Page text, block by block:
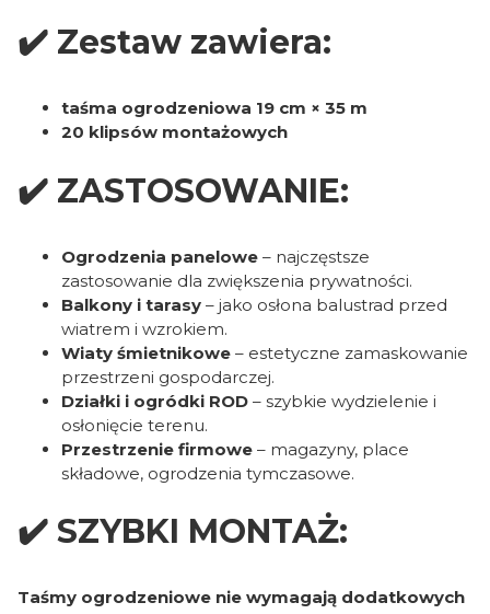
✔️ Zestaw zawiera:
taśma ogrodzeniowa 19 cm × 35 m
20 klipsów montażowych
✔️ ZASTOSOWANIE:
Ogrodzenia panelowe – najczęstsze
zastosowanie dla zwiększenia prywatności.
Balkony i tarasy – jako osłona balustrad przed
wiatrem i wzrokiem.
Wiaty śmietnikowe – estetyczne zamaskowanie
przestrzeni gospodarczej.
Działki i ogródki ROD – szybkie wydzielenie i
osłonięcie terenu.
Przestrzenie firmowe – magazyny, place
składowe, ogrodzenia tymczasowe.
✔️ SZYBKI MONTAŻ:
Taśmy ogrodzeniowe nie wymagają dodatkowych